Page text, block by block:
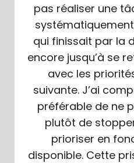
pas réaliser une
qui finissait par la
encore jusqu’à se
avec les
suivante. J’ai
préférable de ne
plutôt de
prioriser en
disponible. Cette